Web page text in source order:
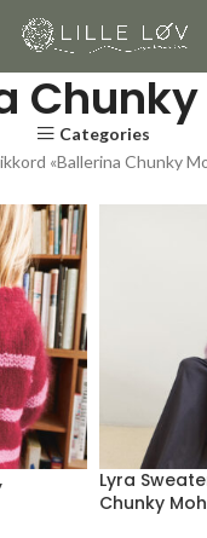
Categories
«Ballerina Chunky
Lyra
Chunky